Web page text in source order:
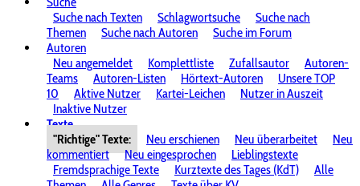
Suche nach Texten
Schlagwortsuche
Suche nach
Themen
Suche nach Autoren
Suche im Forum
Autoren
Neu angemeldet
Komplettliste Zufallsautor
Autoren-
Teams
Autoren-Listen Hörtext-Autoren
Unsere TOP
10
Aktive Nutzer Kartei-Leichen
Nutzer in Auszeit
Inaktive Nutzer
Texte
"Richtige" Texte:
Neu erschienen Neu überarbeitet
Neu
kommentiert
Neu eingesprochen
Lieblingstexte
Fremdsprachige Texte
Kurztexte des Tages (KdT)
Alle